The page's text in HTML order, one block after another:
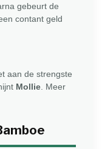
gebeurt de
contant geld
aan de strengste
Mollie . Meer